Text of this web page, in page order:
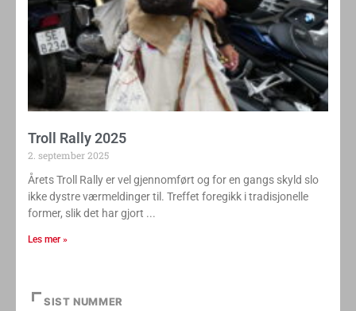
Troll Rally 2025
2. september 2025
Årets Troll Rally er vel gjennomført og for en gangs skyld slo
ikke dystre værmeldinger til. Treffet foregikk i tradisjonelle
former, slik det har gjort
Les mer »
SIST NUMMER